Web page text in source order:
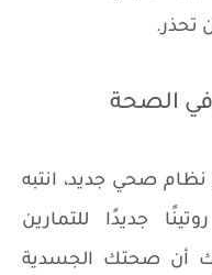
تحذر.
في الصحة
نظام صحي جديد، انتبه
جديدًا للتمارين
أن صحتك الجسدية